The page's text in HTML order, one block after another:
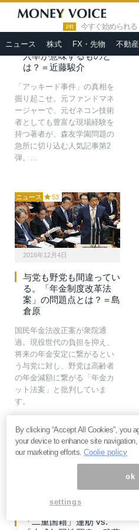
PR 今すぐ始められる
ニュース 株式 FX・先物 不動
HOME » 民進党
2017年3月5日
森友学園と国の「危険な
共謀」仕組まれたゴミ混
入率が意味するものと
は？＝近藤駿介
「アッキード事件」の真相を
掘り起こせ。元ファンドマネ
ージャーで、元ゼネコン技術
者としても豊富な現場経験を
持つ著者が、森友学園問題の
急所に切り込む人気記事第2
弾。…
ニュース 53
2016年12月4日
与党も野党も間違ってい
る。「年金制度改革法
案」の問題点とは？＝島
倉原
国民年金法改正案が衆院通
過。現役世代の負担を抑え、
将来の年金安定に繋がるとい
う与党に対し、野党は高齢者
の年金減額に繋がる「年金カ
ット法案」と批判していま
す。
ニュース 66
2016年9月15日
「二重国籍」蓮舫 vs.
By clicking “Accept All Cookies”, you
your device to enhance site
our marketing efforts.Coolie policy
ok
settings